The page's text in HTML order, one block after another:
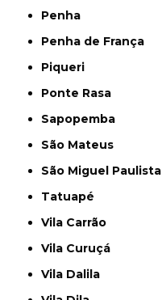
Penha
Penha de França
Piqueri
Ponte Rasa
Sapopemba
São Mateus
São Miguel Paulista
Tatuapé
Vila Carrão
Vila Curuçá
Vila Dalila